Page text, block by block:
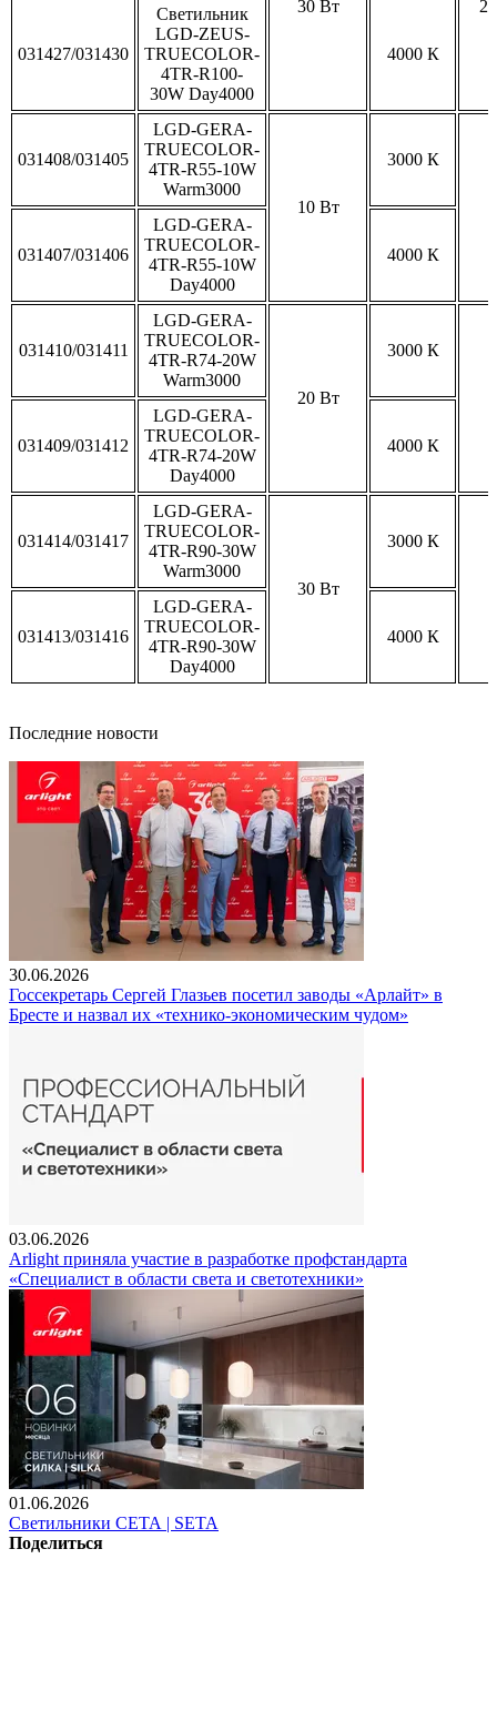
30 Вт
031427/031430
Светильник
LGD-ZEUS-
TRUECOLOR-
4TR-R100-
30W Day4000
4000 К
031408/031405
LGD-GERA-
TRUECOLOR-
4TR-R55-10W
Warm3000
10 Вт
3000 К
031407/031406
LGD-GERA-
TRUECOLOR-
4TR-R55-10W
Day4000
4000 К
031410/031411
LGD-GERA-
TRUECOLOR-
4TR-R74-20W
Warm3000
20 Вт
3000 К
031409/031412
LGD-GERA-
TRUECOLOR-
4TR-R74-20W
Day4000
4000 К
031414/031417
LGD-GERA-
TRUECOLOR-
4TR-R90-30W
Warm3000
30 Вт
3000 К
031413/031416
LGD-GERA-
TRUECOLOR-
4TR-R90-30W
Day4000
4000 К
Последние новости
30.06.2026
Госсекретарь Сергей Глазьев посетил заводы «Арлайт» в
Бресте и назвал их «технико-экономическим чудом»
03.06.2026
Arlight приняла участие в разработке профстандарта
«Специалист в области света и светотехники»
01.06.2026
Светильники СЕТА | SETA
Поделиться